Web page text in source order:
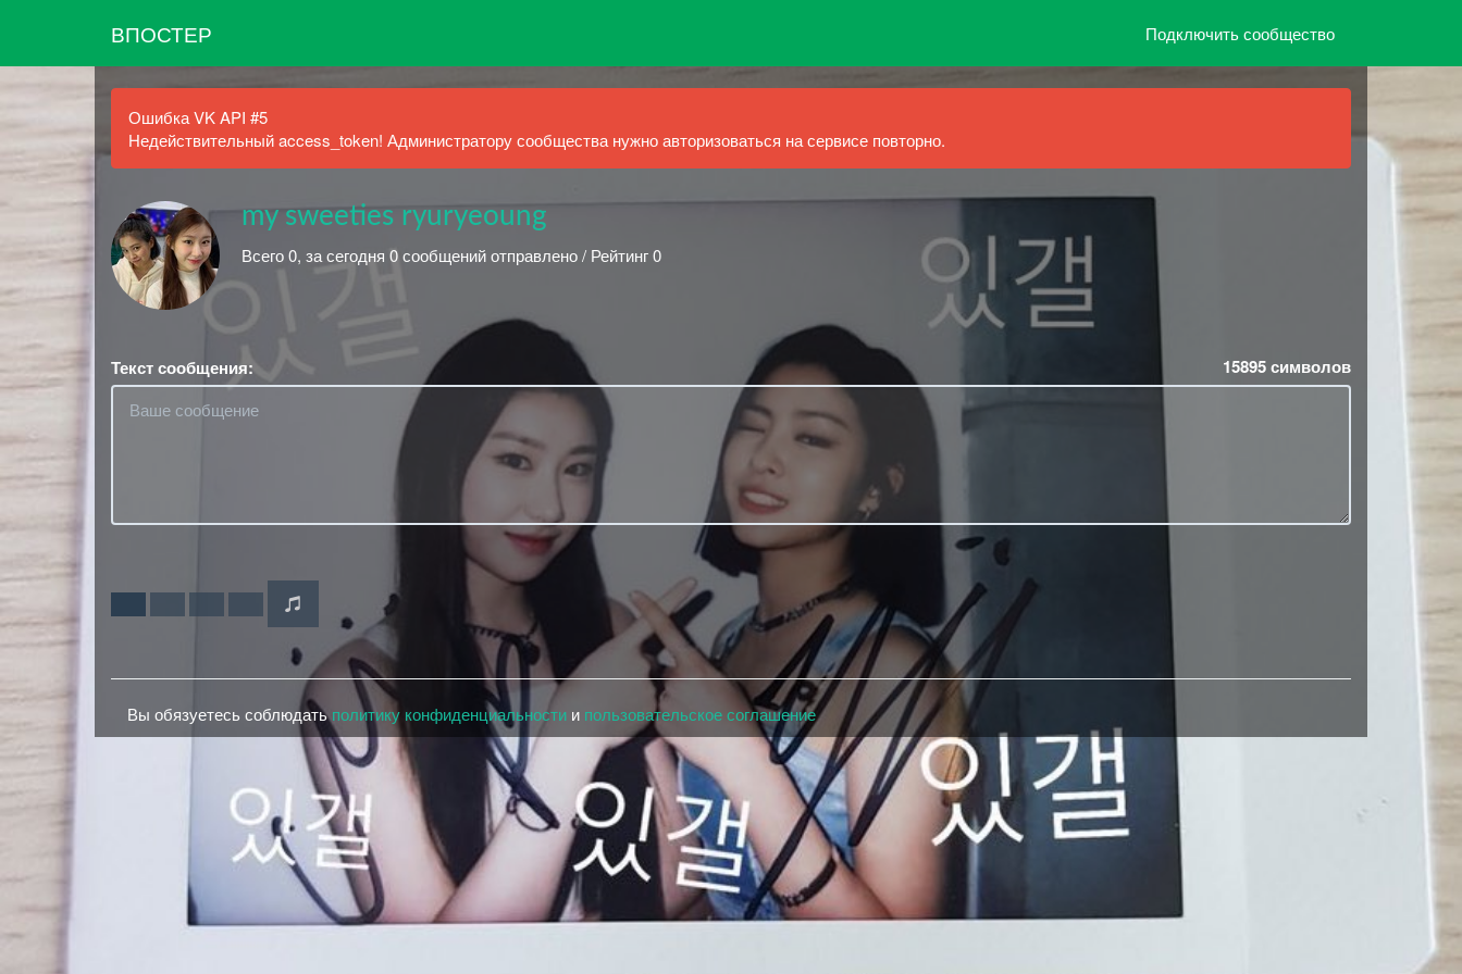
ВПОСТЕР Подключить сообщество
Ошибка VK API #5
Недействительный access_token! Администратору сообщества нужно авторизоваться на сервисе повторно.
my sweeties ryuryeoung
Всего 0, за сегодня 0 сообщений отправлено / Рейтинг 0
Текст сообщения: 15895символов
Вы обязуетесь соблюдатьполитику конфиденциальности и пользовательское соглашение